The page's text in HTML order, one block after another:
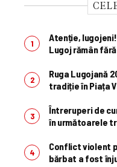
Atenție,
Lugoj rămân
Ruga Lugojană
tradiție în Piața
Întreruperi de
în următoarele
Conflict violent
bărbat a fost